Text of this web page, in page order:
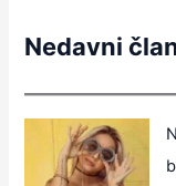
Nedavni